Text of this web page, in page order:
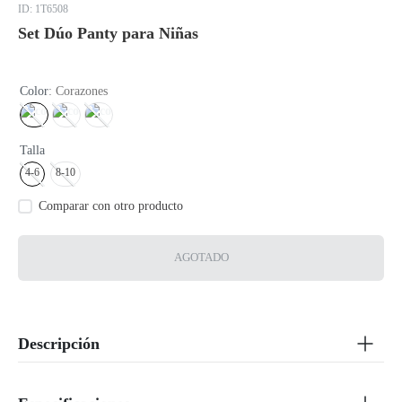
: 1T6508
Set Dúo Panty para Niñas
Color: Corazones
Talla
4-6 8-10
AGOTADO
Descripción